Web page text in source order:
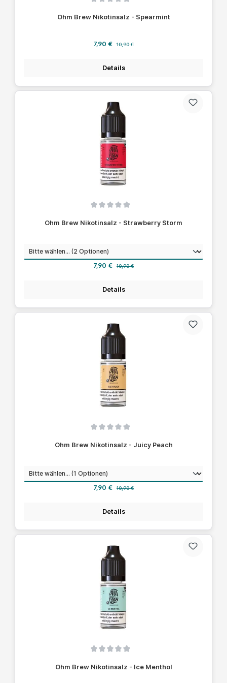
Ohm Brew Nikotinsalz - Spearmint
Verkaufspreis:
7,90 € 10,90 €
Details
Ohm Brew Nikotinsalz - Strawberry Storm
Nikotinstärkeauswählen
Verkaufspreis:
7,90 € Regulärer Preis:
10,90 €
Details
Ohm Brew Nikotinsalz - Juicy Peach
Nikotinstärkeauswählen
Verkaufspreis:
7,90 € 10,90 €
Details
Ohm Brew Nikotinsalz - Ice Menthol